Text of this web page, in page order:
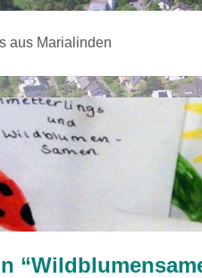
aus Marialinden